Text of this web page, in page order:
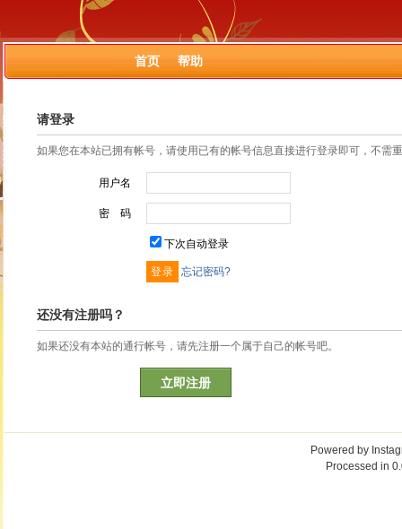
首页 帮助
请登录
如果您在本站已拥有帐号，请使用已有的帐号信息直接进行登录即可，不需
用户名
密 码
下次自动登录
忘记密码?
还没有注册吗？
如果还没有本站的通行帐号，请先注册一个属于自己的帐号吧。
立即注册
Powered by
Processed in